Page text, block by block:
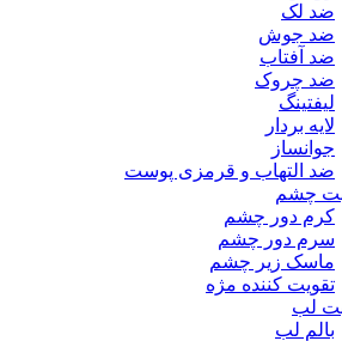
ضد لک
ضد جوش
ضد آفتاب
ضد چروک
لیفتینگ
لایه بردار
جوانساز
ضد التهاب و قرمزی پوست
چشم
کرم دور چشم
سرم دور چشم
ماسک زیر چشم
تقویت کننده مژه
لب
بالم لب